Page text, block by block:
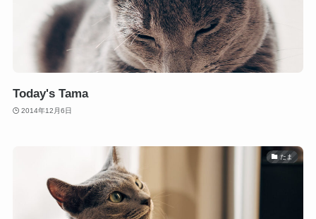
Today's Tama
2014年12月6日
たま